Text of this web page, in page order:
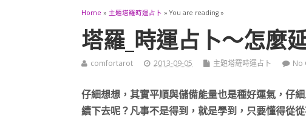
Home » 主題塔羅時運占卜 » You are reading »
塔羅_時運占卜～怎麼
comfortarot 2013-09-05 主題塔羅時運占卜 No
仔細想想，其實平順與儲備能量也是種好運氣，仔
續下去呢？凡事不是得到，就是學到，只要懂得從